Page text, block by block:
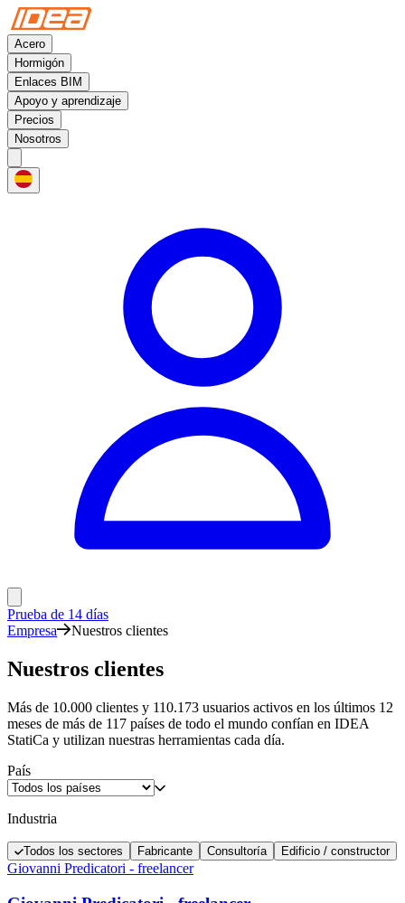
Acero
Hormigón
Enlaces BIM
Apoyo y aprendizaje
Precios
Nosotros
Prueba de 14 días
Empresa
Nuestros clientes
Nuestros clientes
Más de 10.000 clientes y 110.173 usuarios activos en los últimos 12
meses de más de 117 países de todo el mundo confían en IDEA
StatiCa y utilizan nuestras herramientas cada día.
País
Industria
Todos los sectores Fabricante Consultoría Edificio / constructor
Giovanni Predicatori - freelancer